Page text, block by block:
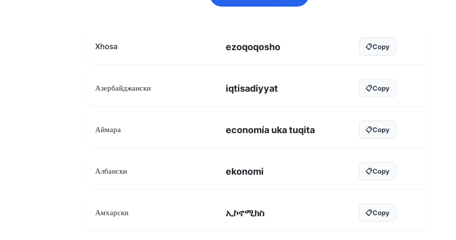
Xhosa ezoqoqosho 📋Copy
Азербайджански iqtisadiyyat 📋Copy
Аймара economía uka tuqita 📋Copy
Албански ekonomi 📋Copy
Амхарски ኢኮኖሚክስ 📋Copy